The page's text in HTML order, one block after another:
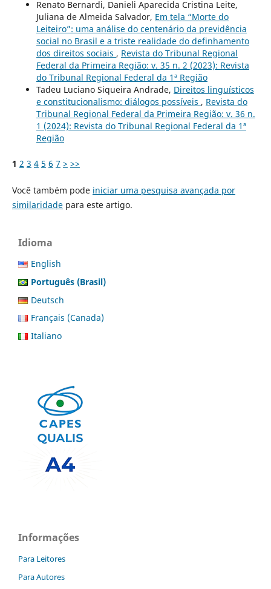
Renato Bernardi, Danieli Aparecida Cristina Leite,
Juliana de Almeida Salvador, Em tela “Morte do
Leiteiro”: uma análise do centenário da previdência
social no Brasil e a triste realidade do definhamento
dos direitos sociais , Revista do Tribunal Regional
Federal da Primeira Região: v. 35 n. 2 (2023): Revista
do Tribunal Regional Federal da 1ª Região
Tadeu Luciano Siqueira Andrade, Direitos linguísticos
e constitucionalismo: diálogos possíveis , Revista do
Tribunal Regional Federal da Primeira Região: v. 36 n.
1 (2024): Revista do Tribunal Regional Federal da 1ª
Região
1 2 3 4 5 6 7 > >>
Você também pode iniciar uma pesquisa avançada por
similaridadepara este artigo.
Idioma
English
Português (Brasil)
Deutsch
Français (Canada)
Italiano
Informações
Para Leitores
Para Autores